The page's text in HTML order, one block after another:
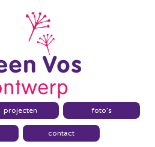
projecten foto’s
contact